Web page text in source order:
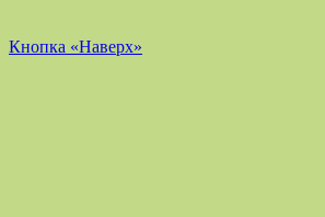
Кнопка «Наверх»